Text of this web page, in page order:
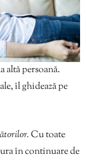
altă persoană.
îl ghidează pe
Cu toate
în continuare de